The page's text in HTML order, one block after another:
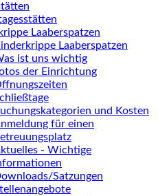
Laaberspatzen
Laaberspatzen
ist uns wichtig
der Einrichtung
und Kosten
für einen
- Wichtige
Satzungen